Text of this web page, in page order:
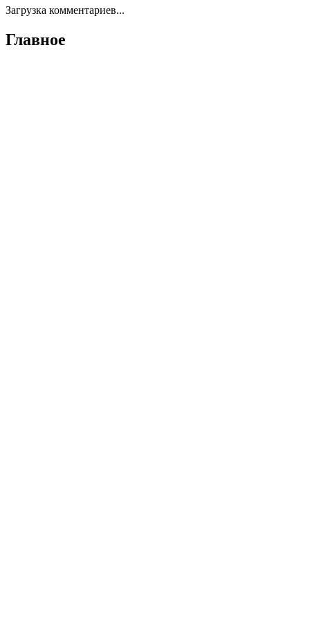
Загрузка комментариев...
Главное